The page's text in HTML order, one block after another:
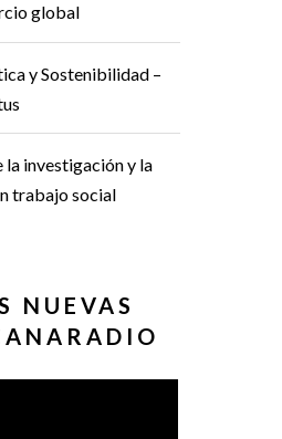
global
y Sostenibilidad –
la investigación y la
trabajo social
NUEVAS